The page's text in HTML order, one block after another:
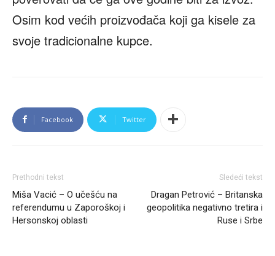
Osim kod većih proizvođača koji ga kisele za
svoje tradicionalne kupce.
Facebook Twitter
Prethodni tekst
Miša Vacić – O učešću na
referendumu u Zaporoškoj i
Hersonskoj oblasti
Sledeći tekst
Dragan Petrović – Britanska
geopolitika negativno tretira i
Ruse i Srbe